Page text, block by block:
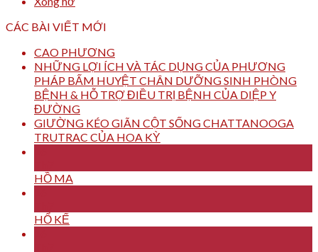
CÁC BÀI VIẾT MỚI
CAO PHƯƠNG
NHỮNG LỢI ÍCH VÀ TÁC DỤNG CỦA PHƯƠNG
PHÁP BẤM HUYỆT CHÂN DƯỠNG SINH PHÒNG
BỆNH & HỖ TRỢ ĐIỀU TRỊ BỆNH CỦA DIỆP Y
ĐƯỜNG
GIƯỜNG KÉO GIÃN CỘT SỐNG CHATTANOOGA
TRUTRAC CỦA HOA KỲ
HỒ MA
HỔ KẾ